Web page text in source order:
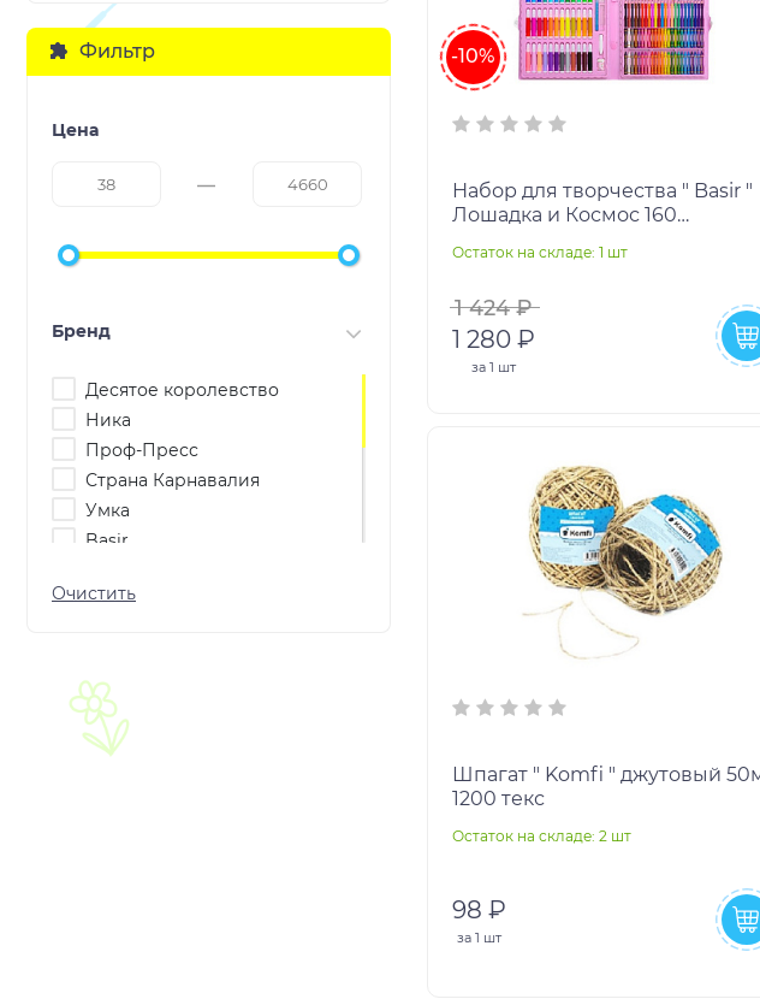
Фильтр
Цена
Бренд
Десятое королевство
Ника
Проф-Пресс
Страна Карнавалия
Умка
Basir
Lori
РУССКИЙ СТИЛЬ
ФАНТАЗЁР
Десятое королевство
-10%
Набор для творчества " Basir "
Лошадка и Космос 160
24цв, маслянная пасте
Остаток на складе: 1 шт
1 424 ₽
1 280 ₽
за 1 шт
Шпагат " Komfi " джутовый 50м
1200 текс
Остаток на складе: 2 шт
98 ₽
за 1 шт